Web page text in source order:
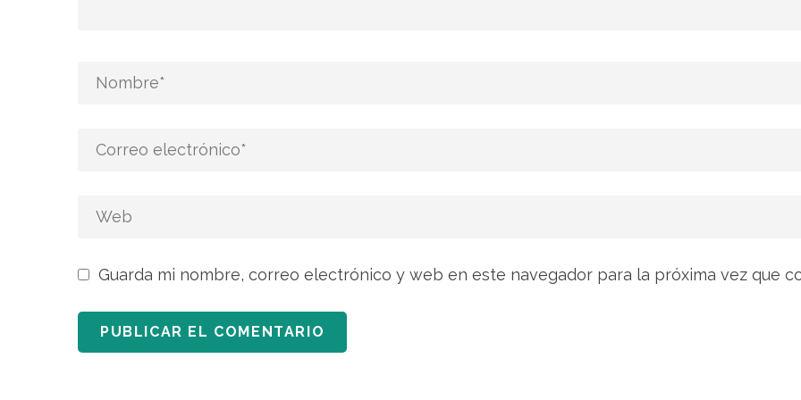
Guarda mi nombre, correo electrónico y web en este navegador para la próxima vez que